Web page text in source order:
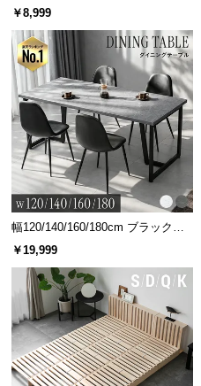
￥8,999
幅120/140/160/180cm ブラックフ
レーム ダイニング 大理石調 4人掛
￥19,999